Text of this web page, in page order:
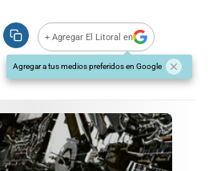
+ Agregar El Litoral en
Agregar a tus medios preferidos en Google